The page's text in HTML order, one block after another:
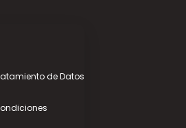
de Datos